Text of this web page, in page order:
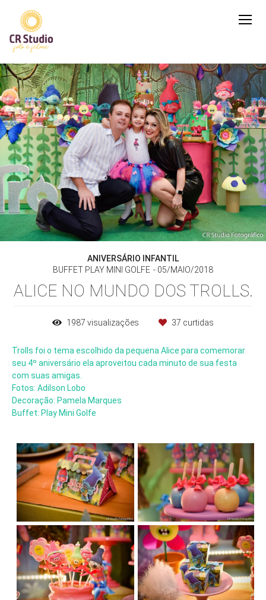
ANIVERSÁRIO INFANTIL
BUFFET PLAY MINI GOLFE
05/MAIO/2018
ALICE NO MUNDO DOS TROLLS.
1987 visualizações 37 curtidas
Trolls foi o tema escolhido da pequena Alice para comemorar
seu 4º aniversário ela aproveitou cada minuto de sua festa
com suas amigas.
Fotos: Adilson Lobo
Decoração: Pamela Marques
Buffet: Play Mini Golfe